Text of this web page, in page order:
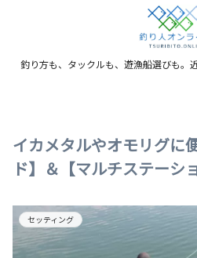
釣り方も、タックルも、遊漁船選びも。
イカメタルやオモリグに
ド】＆【マルチステーシ
セッティング